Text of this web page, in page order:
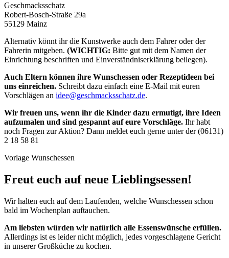
Geschmacksschatz
Robert-Bosch-Straße 29a
55129 Mainz
Alternativ könnt ihr die Kunstwerke auch dem Fahrer oder der
Fahrerin mitgeben. (WICHTIG: Bitte gut mit dem Namen der
Einrichtung beschriften und Einverständniserklärung beilegen).
Auch Eltern können ihre Wunschessen oder Rezeptideen bei
uns einreichen. Schreibt dazu einfach eine E-Mail mit euren
Vorschlägen an idee@geschmacksschatz.de.
Wir freuen uns, wenn ihr die Kinder dazu ermutigt, ihre Ideen
aufzumalen und sind gespannt auf eure Vorschläge. Ihr habt
noch Fragen zur Aktion? Dann meldet euch gerne unter der (06131)
2 18 58 81
Vorlage Wunschessen
Freut euch auf neue Lieblingsessen!
Wir halten euch auf dem Laufenden, welche Wunschessen schon
bald im Wochenplan auftauchen.
Am liebsten würden wir natürlich alle Essenswünsche erfüllen.
Allerdings ist es leider nicht möglich, jedes vorgeschlagene Gericht
in unserer Großküche zu kochen.